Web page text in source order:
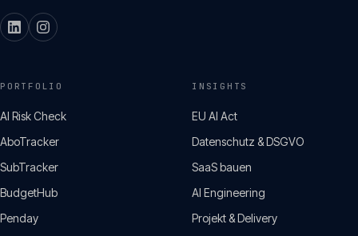
PORTFOLIO
AI Risk Check
AboTracker
SubTracker
BudgetHub
Penday
INSIGHTS
EU AI Act
Datenschutz & DSGVO
SaaS bauen
AI Engineering
Projekt & Delivery